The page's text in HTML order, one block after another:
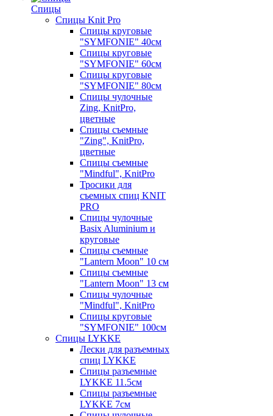
Спицы
Спицы Knit Pro
Спицы круговые
"SYMFONIE" 40см
Спицы круговые
"SYMFONIE" 60см
Спицы круговые
"SYMFONIE" 80см
Спицы чулочные
Zing, KnitPro,
цветные
Спицы съемные
"Zing", KnitPro,
цветные
Спицы съемные
"Mindful", KnitPro
Тросики для
съемных спиц KNIT
PRO
Спицы чулочные
Basix Aluminium и
круговые
Спицы съемные
"Lantern Moon" 10 см
Спицы съемные
"Lantern Moon" 13 см
Спицы чулочные
"Mindful", KnitPro
Спицы круговые
"SYMFONIE" 100см
Спицы LYKKE
Лески для разъемных
спиц LYKKE
Спицы разъемные
LYKKE 11.5см
Спицы разъемные
LYKKE 7см